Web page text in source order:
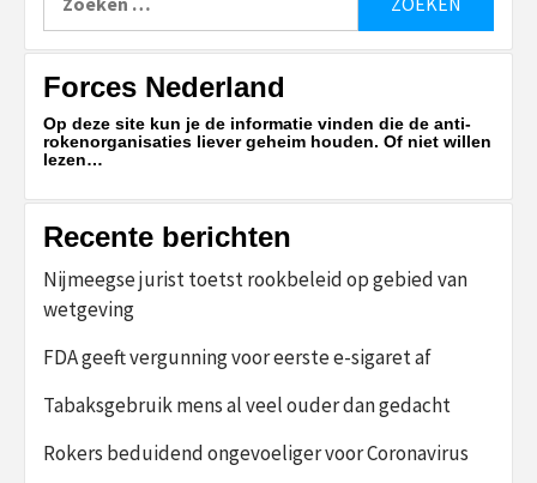
naar:
Forces Nederland
Op deze site kun je de informatie vinden die de anti-
rokenorganisaties liever geheim houden. Of niet willen
lezen…
Recente berichten
Nijmeegse jurist toetst rookbeleid op gebied van
wetgeving
FDA geeft vergunning voor eerste e-sigaret af
Tabaksgebruik mens al veel ouder dan gedacht
Rokers beduidend ongevoeliger voor Coronavirus